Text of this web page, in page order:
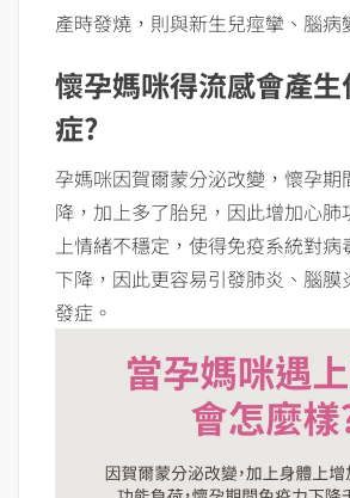
產時發燒，則與新生兒痙攣、腦病
懷孕媽咪得流感會產
症?
孕媽咪因賀爾蒙分泌改變，懷孕期
降，加上多了胎兒，因此增加心肺
上情緒不穩定，使得免疫系統對病
下降，因此更容易引發肺炎、腦膜
發症。